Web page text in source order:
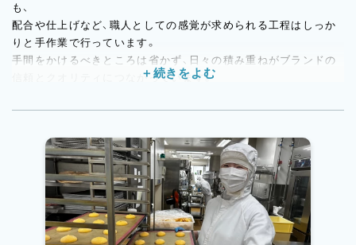
も、
配合や仕上げなど、職人としての感覚が求められる工程はしっか
りと手作業で行っています。
手間をかけるべきところは省かず、日々の積み重ねがブランドの
信頼とクオリティにつながっています。
その日の気温や湿度、生地の状態に応じて微調整を行うなど、
きます。
効率よく動きながらも、流れ作業に終わらず、
お菓子づくりの基礎と感覚をしっかり学びたい方にとって、落ち
着いて経験を積める環境です。